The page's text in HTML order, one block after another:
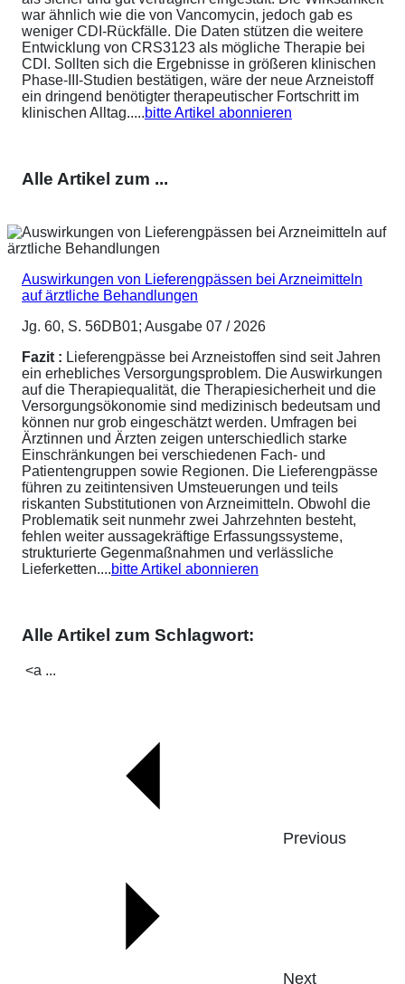
war ähnlich wie die von Vancomycin, jedoch gab es
weniger CDI-Rückfälle. Die Daten stützen die weitere
Entwicklung von CRS3123 als mögliche Therapie bei
CDI. Sollten sich die Ergebnisse in größeren klinischen
Phase-III-Studien bestätigen, wäre der neue Arzneistoff
ein dringend benötigter therapeutischer Fortschritt im
klinischen Alltag.....bitte Artikel abonnieren
Alle Artikel zum ...
Auswirkungen von Lieferengpässen bei Arzneimitteln
auf ärztliche Behandlungen
Jg. 60, S. 56DB01; Ausgabe 07 / 2026
Fazit : Lieferengpässe bei Arzneistoffen sind seit Jahren
ein erhebliches Versorgungsproblem. Die Auswirkungen
auf die Therapiequalität, die Therapiesicherheit und die
Versorgungsökonomie sind medizinisch bedeutsam und
können nur grob eingeschätzt werden. Umfragen bei
Ärztinnen und Ärzten zeigen unterschiedlich starke
Einschränkungen bei verschiedenen Fach- und
Patientengruppen sowie Regionen. Die Lieferengpässe
führen zu zeitintensiven Umsteuerungen und teils
riskanten Substitutionen von Arzneimitteln. Obwohl die
Problematik seit nunmehr zwei Jahrzehnten besteht,
fehlen weiter aussagekräftige Erfassungssysteme,
strukturierte Gegenmaßnahmen und verlässliche
Lieferketten....bitte Artikel abonnieren
Alle Artikel zum Schlagwort:
<a ...
Previous
Next